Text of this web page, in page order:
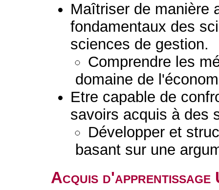
Maîtriser de manière
fondamentaux des
sciences de gestion.
Comprendre les
domaine de
Etre capable de
savoirs acquis à des
Développer et
basant sur une
Acquis d'apprentissage